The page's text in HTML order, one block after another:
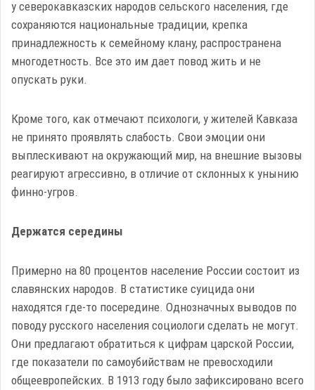
у северокавказских народов сельского населения, где
сохраняются национальные традиции, крепка
принадлежность к семейному клану, распространена
многодетность. Все это им дает повод жить и не
опускать руки.
Кроме того, как отмечают психологи, у жителей Кавказа
не принято проявлять слабость. Свои эмоции они
выплескивают на окружающий мир, на внешние вызовы
реагируют агрессивно, в отличие от склонных к унынию
финно-угров.
Держатся середины
Примерно на 80 процентов население России состоит из
славянских народов. В статистике суицида они
находятся где-то посередине. Однозначных выводов по
поводу русского населения социологи сделать не могут.
Они предлагают обратиться к цифрам царской России,
где показатели по самоубийствам не превосходили
общеевропейских. В 1913 году было зафиксировано всего